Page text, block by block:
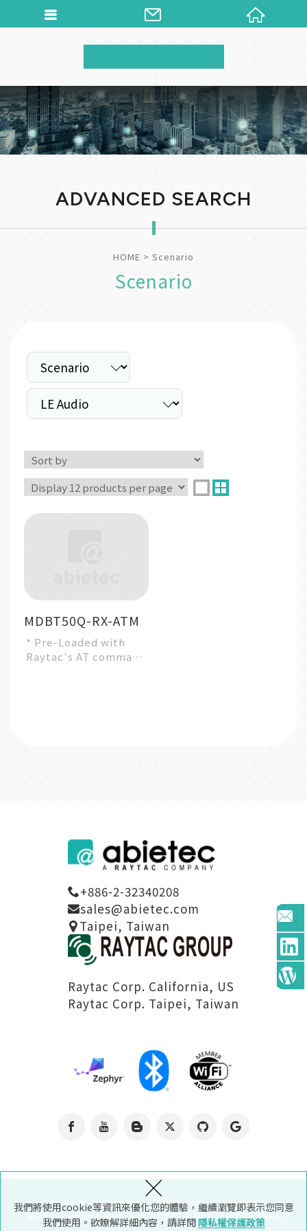
我們將使用cookie等資訊來優化您的體驗，繼續瀏覽即表示您同意
我們使用。欲瞭解詳細內容，請詳閱 隱私權保護政策
×
ADVANCED SEARCH
HOME Scenario
Scenario
MDBT50Q-RX-ATM
* Pre-Loaded with
Raytac's AT command
+886-2-32340208
sales@abietec.com
Taipei, Taiwan
Raytac Corp. California, US
Raytac Corp. Taipei, Taiwan
Copyright © abietec All Rights Reserved.
Web design : Newscan
DISCLAIMERTERMSPRIVACY